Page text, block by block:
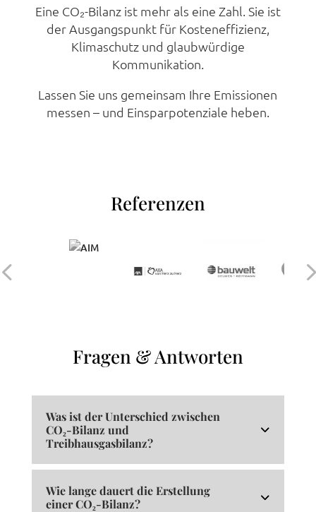
Eine CO₂-Bilanz ist mehr als eine Zahl. Sie ist
der Ausgangspunkt für Kosteneffizienz,
Klimaschutz und glaubwürdige
Kommunikation.
Lassen Sie uns gemeinsam Ihre Emissionen
messen – und Einsparpotenziale heben.
Referenzen
Fragen & Antworten
Was ist der Unterschied zwischen
CO₂-Bilanz und
Treibhausgasbilanz?
Wie lange dauert die Erstellung
einer CO₂-Bilanz?